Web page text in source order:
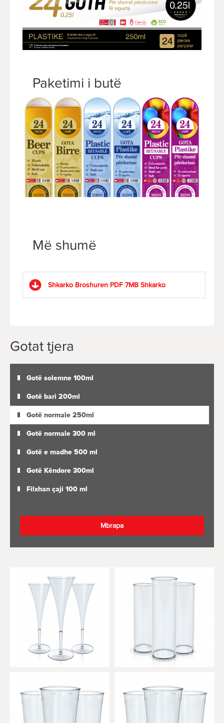
Paketimi i butë
Më shumë
Shkarko Broshuren PDF 7MB Shkarko
Gotat tjera
Gotë solemne 100ml
Gotë bari 200ml
Gotë normale 250ml
Gotë normale 300 ml
Gotë e madhe 500 ml
Gotë Këndore 300ml
Filxhan çaji 100 ml
Mbrapa